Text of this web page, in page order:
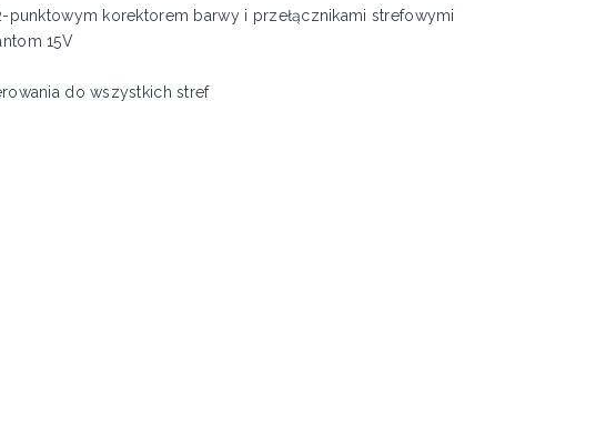
punktowym korektorem barwy i przełącznikami strefowymi
15V
do wszystkich stref